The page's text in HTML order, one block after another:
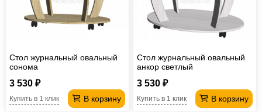
Стол журнальный овальный
сонома
3 530 ₽
В корзину
Купить в 1 клик
Стол журнальный овальный
анкор светлый
3 530 ₽
В корзину
Купить в 1 клик